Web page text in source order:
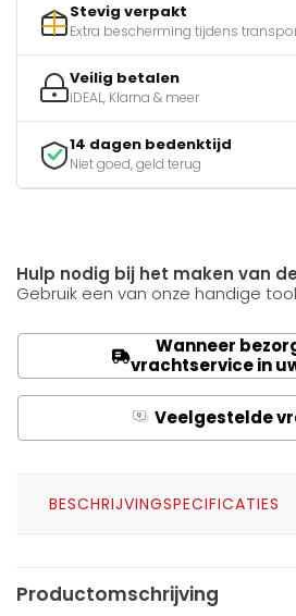
Stevig verpakt
Extra bescherming tijdens
Veilig betalen
iDEAL, Klarna & meer
14 dagen bedenktijd
Niet goed, geld terug
Hulp nodig bij het maken van
Gebruik een van onze handige
Wanneer
vrachtservice in
Q Veelgestelde
BESCHRIJVINGSPECIFICATIES
Productomschrijving